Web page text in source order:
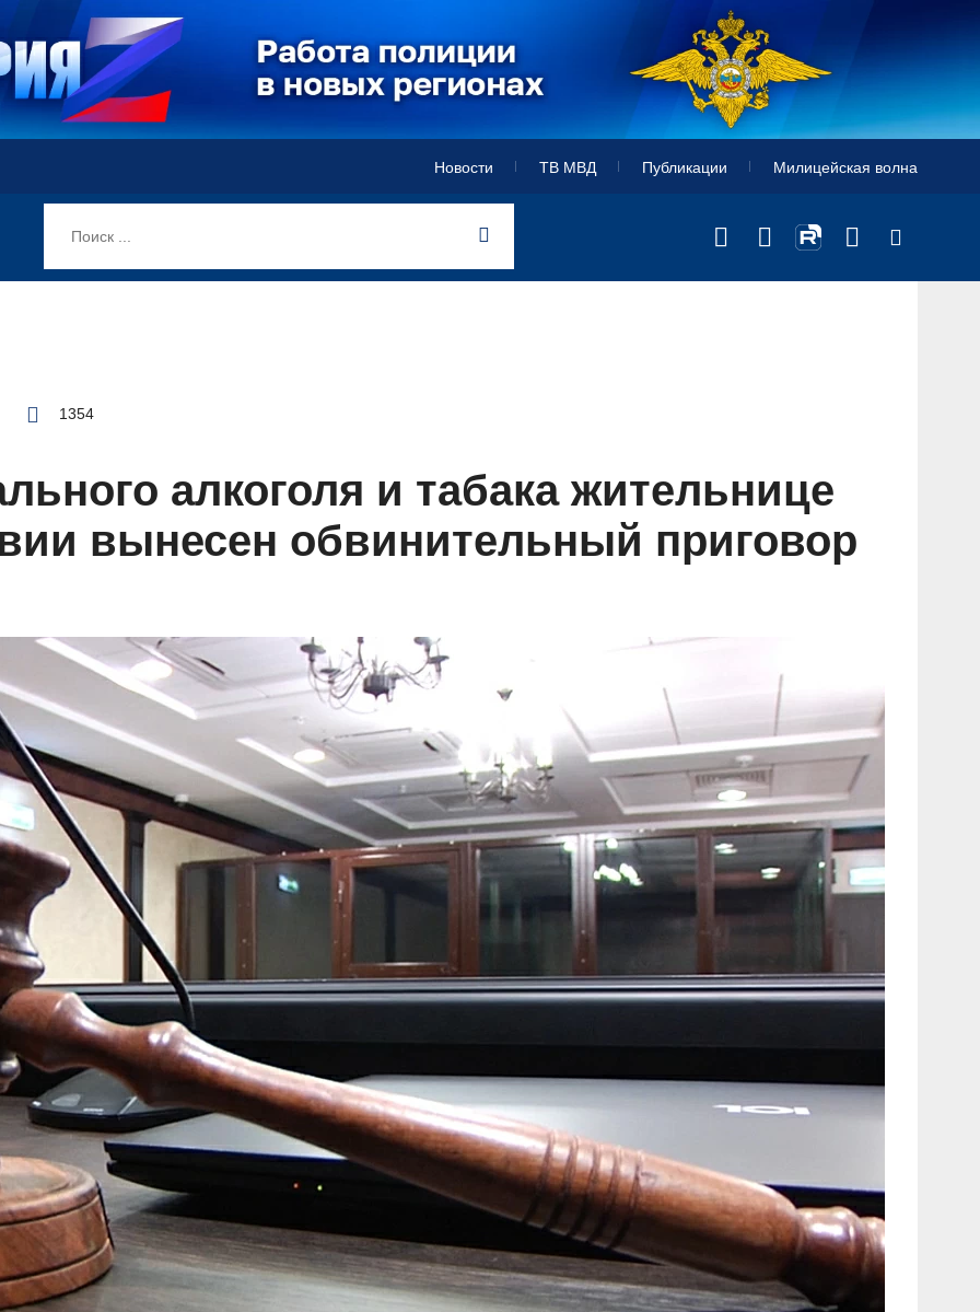
Новости ТВ МВД Публикации Милицейская волна
1354
алкоголя и табака жительнице
вынесен обвинительный приговор